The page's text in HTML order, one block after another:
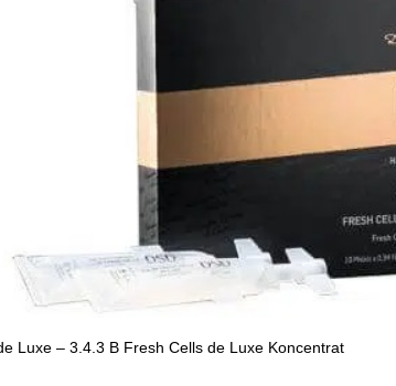
Luxe – 3.4.3 B Fresh Cells de Luxe Koncentrat